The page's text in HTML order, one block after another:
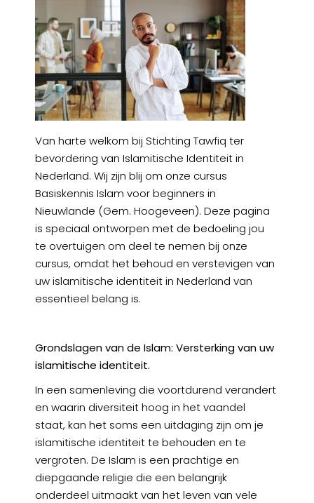
Van harte welkom bij Stichting Tawfiq ter
bevordering van Islamitische Identiteit in
Nederland. Wij zijn blij om onze cursus
Basiskennis Islam voor beginners in
Nieuwlande (Gem. Hoogeveen). Deze pagina
is speciaal ontworpen met de bedoeling jou
te overtuigen om deel te nemen bij onze
cursus, omdat het behoud en verstevigen van
uw islamitische identiteit in Nederland van
essentieel belang is.
Grondslagen van de Islam: Versterking van uw
islamitische identiteit.
In een samenleving die voortdurend verandert
en waarin diversiteit hoog in het vaandel
staat, kan het soms een uitdaging zijn om je
islamitische identiteit te behouden en te
vergroten. De Islam is een prachtige en
diepgaande religie die een belangrijk
onderdeel uitmaakt van het leven van vele